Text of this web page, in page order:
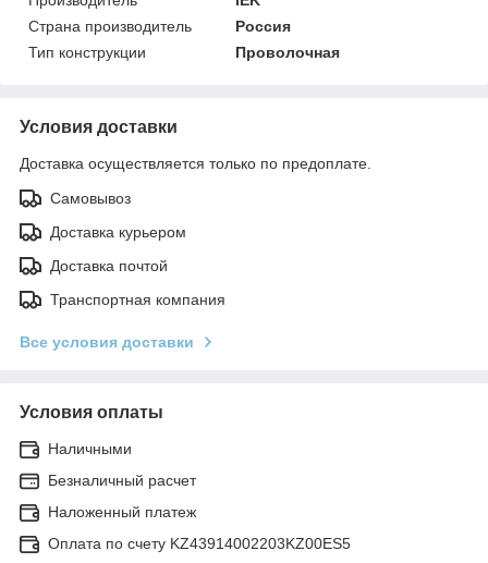
Страна производитель
Россия
Тип конструкции
Проволочная
Условия доставки
Доставка осуществляется только по предоплате.
Самовывоз
Доставка курьером
Доставка почтой
Транспортная компания
Все условия доставки
Условия оплаты
Наличными
Безналичный расчет
Наложенный платеж
Оплата по счету KZ43914002203KZ00ES5